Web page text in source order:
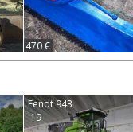
470 €
Fendt 943
'19